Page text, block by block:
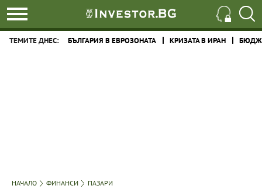
ТЕМИТЕ ДНЕС: БЪЛГАРИЯ В ЕВРОЗОНАТА КРИЗАТА В ИРАН
НАЧАЛО ФИНАНСИ ПАЗАРИ